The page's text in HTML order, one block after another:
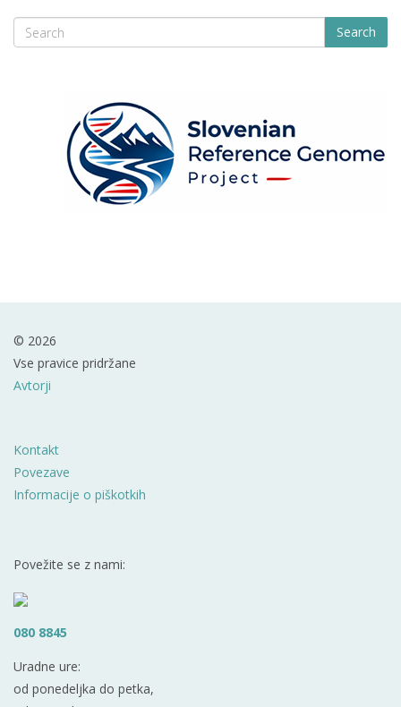
Search
© 2026
Vse pravice pridržane
Avtorji
Kontakt
Povezave
Informacije o piškotkih
Povežite se z nami:
080 8845
Uradne ure:
od ponedeljka do petka,